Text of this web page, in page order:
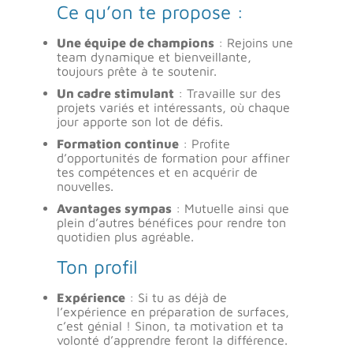
Ce qu’on te propose :
Une équipe de champions : Rejoins une
team dynamique et bienveillante,
toujours prête à te soutenir.
Un cadre stimulant : Travaille sur des
projets variés et intéressants, où chaque
jour apporte son lot de défis.
Formation continue: Profite
d’opportunités de formation pour affiner
tes compétences et en acquérir de
nouvelles.
Avantages sympas : Mutuelle ainsi que
plein d’autres bénéfices pour rendre ton
quotidien plus agréable.
Ton profil
Expérience: Si tu as déjà de
l’expérience en préparation de surfaces,
c’est génial ! Sinon, ta motivation et ta
volonté d’apprendre feront la différence.